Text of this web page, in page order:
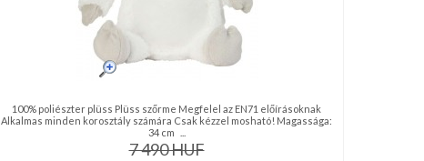
100% poliészter plüss Plüss szőrme Megfelel az EN71 előírásoknak
Alkalmas minden korosztály számára Csak kézzel mosható! Magassága:
34 cm ...
7 490HUF